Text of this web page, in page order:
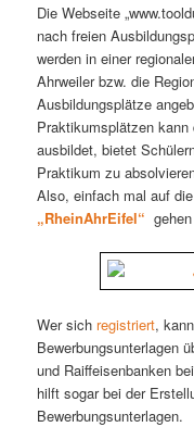
Die Webseite
nach freien
werden in einer
Ahrweiler bzw. die
Ausbildungsplätze
Praktikumsplätzen
ausbildet, bietet
Praktikum zu
Also, einfach mal auf die
„RheinAhrEifel“
Wer sich registriert,
Bewerbungsunterlagen
und Raiffeisenbanken
hilft sogar bei der
Bewerbungsunterlagen.